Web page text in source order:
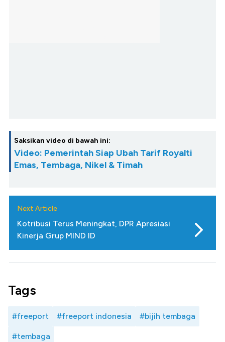
Saksikan video di bawah ini:
Video: Pemerintah Siap Ubah Tarif Royalti
Emas, Tembaga, Nikel & Timah
Next Article
Kotribusi Terus Meningkat, DPR Apresiasi
Kinerja Grup MIND ID
Tags
#freeport #freeport indonesia #bijih tembaga
#tembaga